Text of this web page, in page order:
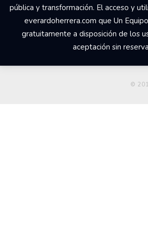
pública y transformación. El acceso y
everardoherrera.com que Un
gratuitamente a disposición de los
aceptación sin
©